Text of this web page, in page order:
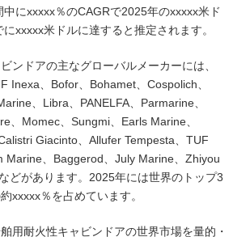
にxxxxx％のCAGRで2025年のxxxxx米ド
xxxxx米ドルに達すると推定されます。
ンドアの主なグローバルメーカーには、
Inexa、Bofor、Bohamet、Cospolich、
、Libra、PANELFA、Parmarine、
、Momec、Sungmi、Earls Marine、
Giacinto、Allufer Tempesta、TUF
Marine、Baggerod、July Marine、Zhiyou
どがあります。2025年には世界のトップ3
xxxxx％を占めています。
用耐火性キャビンドアの世界市場を量的・